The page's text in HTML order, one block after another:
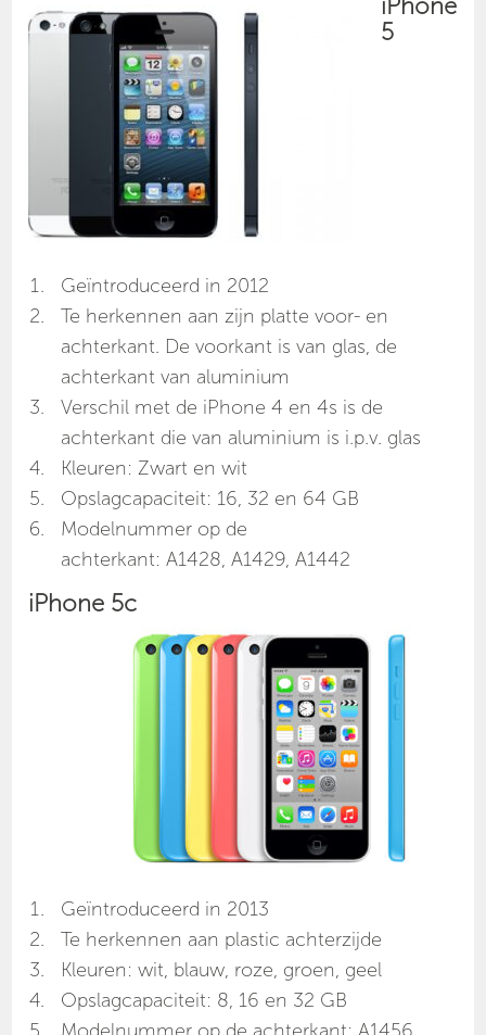
iPhone
5
Geïntroduceerd in 2012
Te herkennen aan zijn platte voor- en
achterkant. De voorkant is van glas, de
achterkant van aluminium
Verschil met de iPhone 4 en 4s is de
achterkant die van aluminium is i.p.v. glas
Kleuren: Zwart en wit
Opslagcapaciteit: 16, 32 en 64 GB
Modelnummer op de
achterkant: A1428, A1429, A1442
iPhone 5c
Geïntroduceerd in 2013
Te herkennen aan plastic achterzijde
Kleuren: wit, blauw, roze, groen, geel
Opslagcapaciteit: 8, 16 en 32 GB